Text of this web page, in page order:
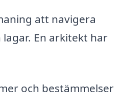
att navigera
En arkitekt har
och bestämmelser